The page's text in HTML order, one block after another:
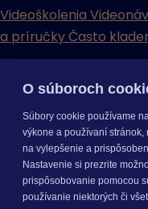
Videoškolenia
a príručkyČasto
Cenníky Odporučte nás
konfigurácia
CenníkyOdporučte
konfigurácia
O súboroch
Súbory cookie používame
výkone a používaní
na vylepšenie a
Nastavenie si prezrite
prispôsobovanie pomocou
používanie niektorých či